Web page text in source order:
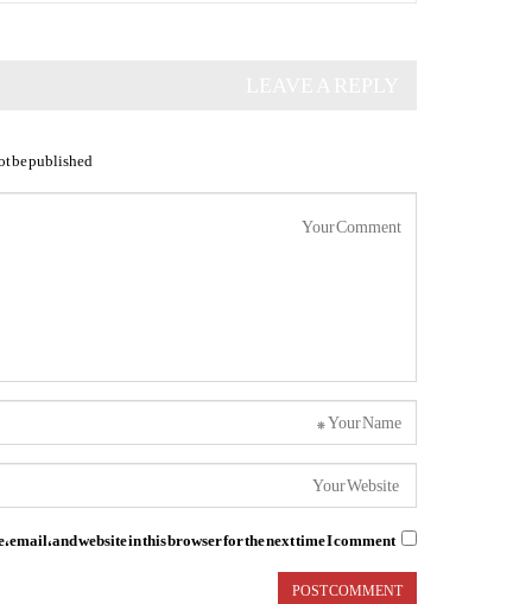
be published.
email, and website in this browser for the next time I comment.